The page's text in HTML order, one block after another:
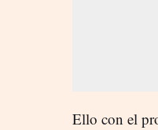
Ello con el